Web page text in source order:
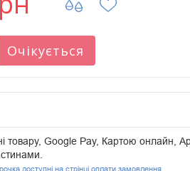
Очікується
товару, Google Pay, Картою онлайн,
доступні на стрінці оплати замовлення